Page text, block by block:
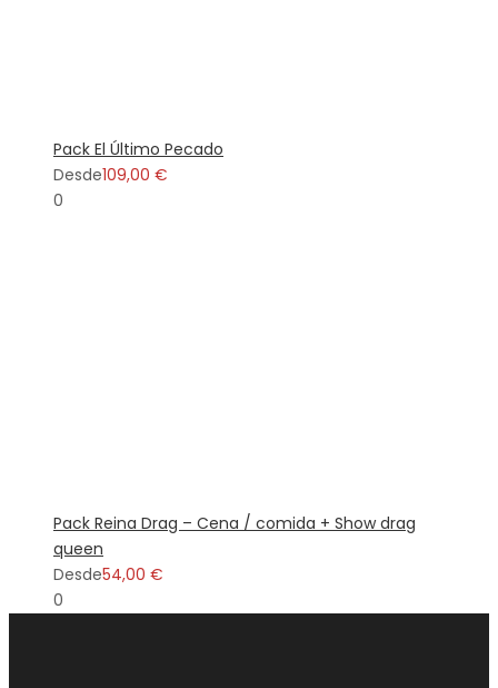
Pack El Último Pecado
Desde109,00 €
0
Pack Reina Drag – Cena / comida + Show drag
queen
Desde54,00 €
0